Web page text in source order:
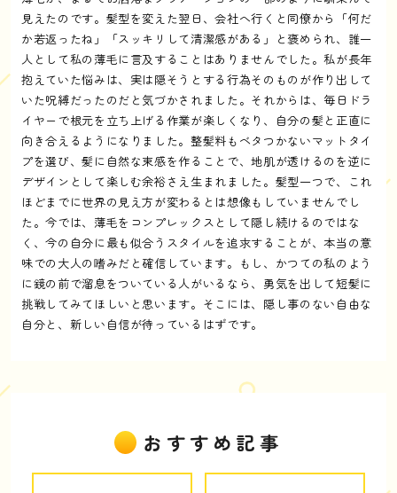
見えたのです。髪型を変えた翌日、会社へ行くと同僚から「何だ
か若返ったね」「スッキリして清潔感がある」と褒められ、誰一
人として私の薄毛に言及することはありませんでした。私が長年
抱えていた悩みは、実は隠そうとする行為そのものが作り出して
いた呪縛だったのだと気づかされました。それからは、毎日ドラ
イヤーで根元を立ち上げる作業が楽しくなり、自分の髪と正直に
向き合えるようになりました。整髪料もベタつかないマットタイ
プを選び、髪に自然な束感を作ることで、地肌が透けるのを逆に
デザインとして楽しむ余裕さえ生まれました。髪型一つで、これ
ほどまでに世界の見え方が変わるとは想像もしていませんでし
た。今では、薄毛をコンプレックスとして隠し続けるのではな
く、今の自分に最も似合うスタイルを追求することが、本当の意
味での大人の嗜みだと確信しています。もし、かつての私のよう
に鏡の前で溜息をついている人がいるなら、勇気を出して短髪に
挑戦してみてほしいと思います。そこには、隠し事のない自由な
自分と、新しい自信が待っているはずです。
おすすめ記事